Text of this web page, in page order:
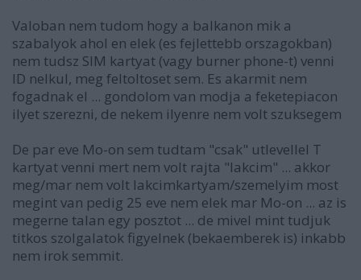
Valoban nem tudom hogy a balkanon mik a
szabalyok ahol en elek (es fejlettebb orszagokban)
nem tudsz SIM kartyat (vagy burner phone-t) venni
ID nelkul, meg feltoltoset sem. Es akarmit nem
fogadnak el ... gondolom van modja a feketepiacon
ilyet szerezni, de nekem ilyenre nem volt szuksegem
De par eve Mo-on sem tudtam "csak" utlevellel T
kartyat venni mert nem volt rajta "lakcim" ... akkor
meg/mar nem volt lakcimkartyam/szemelyim most
megint van pedig 25 eve nem elek mar Mo-on ... az is
megerne talan egy posztot ... de mivel mint tudjuk
titkos szolgalatok figyelnek (bekaemberek is) inkabb
nem irok semmit.